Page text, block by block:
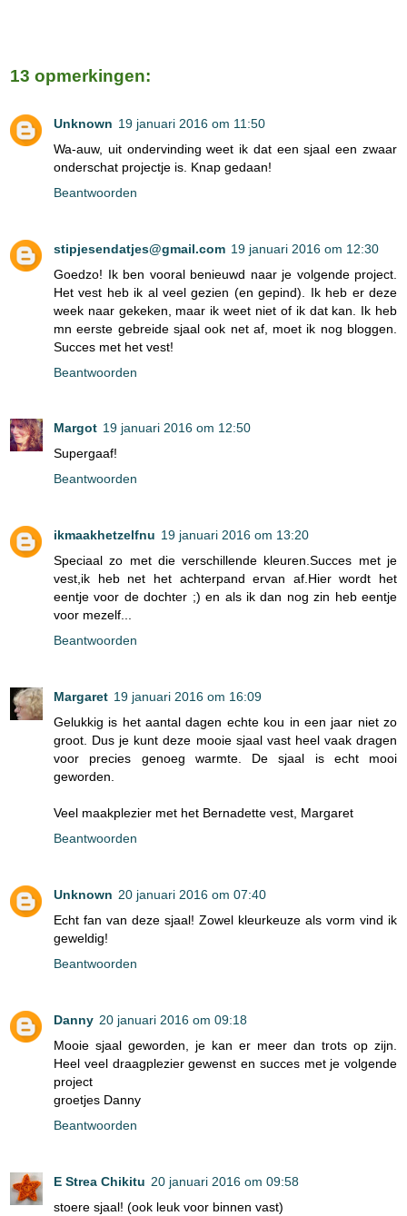
13 opmerkingen:
Unknown 19 januari 2016 om 11:50
Wa-auw, uit ondervinding weet ik dat een sjaal een zwaar
onderschat projectje is. Knap gedaan!
Beantwoorden
stipjesendatjes@gmail.com 19 januari 2016 om 12:30
Goedzo! Ik ben vooral benieuwd naar je volgende project.
Het vest heb ik al veel gezien (en gepind). Ik heb er deze
week naar gekeken, maar ik weet niet of ik dat kan. Ik heb
mn eerste gebreide sjaal ook net af, moet ik nog bloggen.
Succes met het vest!
Beantwoorden
Margot 19 januari 2016 om 12:50
Supergaaf!
Beantwoorden
ikmaakhetzelfnu 19 januari 2016 om 13:20
Speciaal zo met die verschillende kleuren.Succes met je
vest,ik heb net het achterpand ervan af.Hier wordt het
eentje voor de dochter ;) en als ik dan nog zin heb eentje
voor mezelf...
Beantwoorden
Margaret 19 januari 2016 om 16:09
Gelukkig is het aantal dagen echte kou in een jaar niet zo
groot. Dus je kunt deze mooie sjaal vast heel vaak dragen
voor precies genoeg warmte. De sjaal is echt mooi
geworden.
Veel maakplezier met het Bernadette vest, Margaret
Beantwoorden
Unknown 20 januari 2016 om 07:40
Echt fan van deze sjaal! Zowel kleurkeuze als vorm vind ik
geweldig!
Beantwoorden
Danny 20 januari 2016 om 09:18
Mooie sjaal geworden, je kan er meer dan trots op zijn.
Heel veel draagplezier gewenst en succes met je volgende
project
groetjes Danny
Beantwoorden
E Strea Chikitu 20 januari 2016 om 09:58
stoere sjaal! (ook leuk voor binnen vast)